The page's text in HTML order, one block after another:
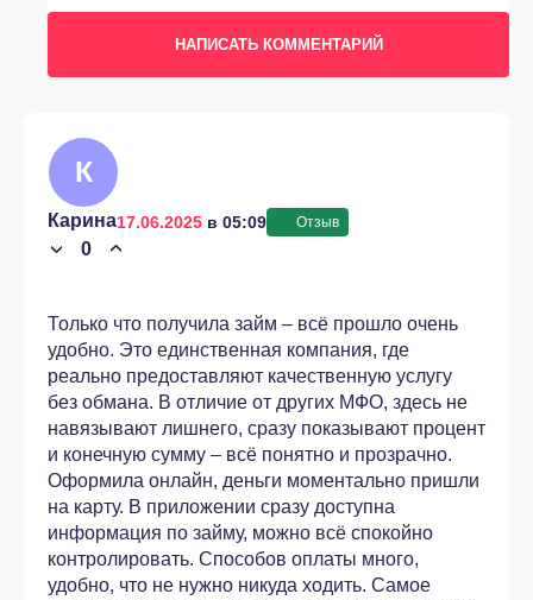
НАПИСАТЬ КОММЕНТАРИЙ
К
Карина17.06.2025 в 05:09 Отзыв
› 0 ›
Только что получила займ – всё прошло очень
удобно. Это единственная компания, где
реально предоставляют качественную услугу
без обмана. В отличие от других МФО, здесь не
навязывают лишнего, сразу показывают процент
и конечную сумму – всё понятно и прозрачно.
Оформила онлайн, деньги моментально пришли
на карту. В приложении сразу доступна
информация по займу, можно всё спокойно
контролировать. Способов оплаты много,
удобно, что не нужно никуда ходить. Самое